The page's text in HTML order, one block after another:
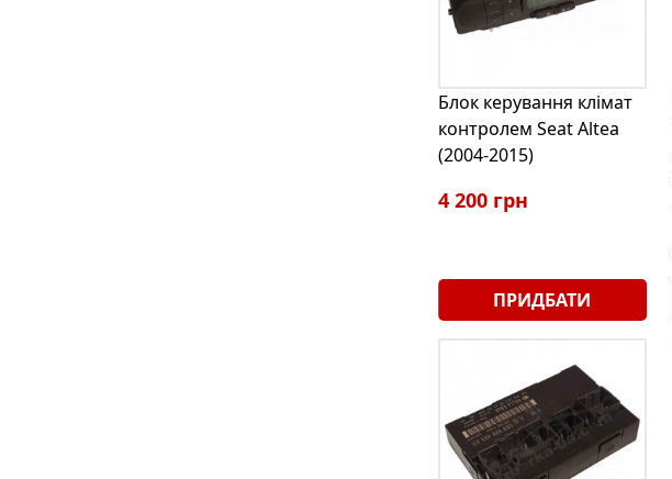
Блок керування клімат
контролем Seat Altea
(2004-2015)
4 200 грн
ПРИДБАТИ